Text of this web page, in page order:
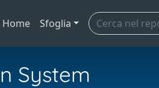
Home Sfoglia
System